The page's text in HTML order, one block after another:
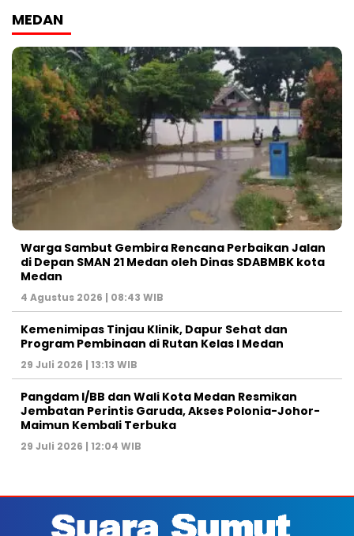
MEDAN
Warga Sambut Gembira Rencana Perbaikan Jalan
di Depan SMAN 21 Medan oleh Dinas SDABMBK kota
Medan
4 Agustus 2026 | 08:43 WIB
Kemenimipas Tinjau Klinik, Dapur Sehat dan
Program Pembinaan di Rutan Kelas I Medan
29 Juli 2026 | 13:13 WIB
Pangdam I/BB dan Wali Kota Medan Resmikan
Jembatan Perintis Garuda, Akses Polonia-Johor-
Maimun Kembali Terbuka
29 Juli 2026 | 12:04 WIB